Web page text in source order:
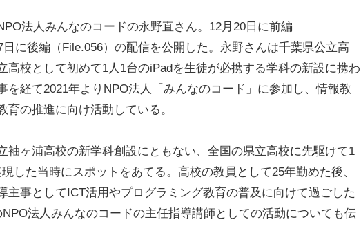
法人みんなのコードの永野直さん。12月20日に前編
日に後編（File.056）の配信を公開した。永野さんは千葉県公立高
高校として初めて1人1台のiPadを生徒が必携する学科の新設に携わ
を経て2021年よりNPO法人「みんなのコード」に参加し、情報教
育の推進に向け活動している。
ヶ浦高校の新学科創設にともない、全国の県立高校に先駆けて1
した当時にスポットをあてる。高校の教員として25年勤めた後、
主事としてICT活用やプログラミング教育の普及に向けて過ごした
法人みんなのコードの主任指導講師としての活動についても伝